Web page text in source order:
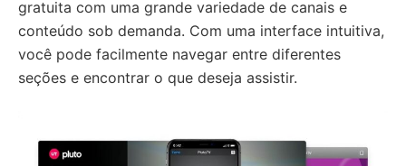
gratuita com uma grande variedade de canais e
conteúdo sob demanda. Com uma interface intuitiva,
você pode facilmente navegar entre diferentes
seções e encontrar o que deseja assistir.